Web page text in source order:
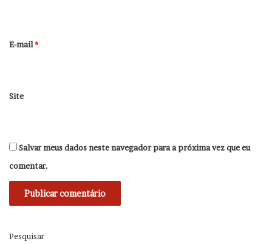
*
E-mail*
Site
Salvar meus dados neste navegador para a próxima vez que eu
comentar.
Pesquisar